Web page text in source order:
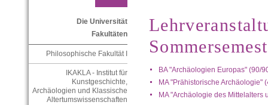
Die Universität
Fakultäten
Philosophische Fakultät I
IKAKLA - Institut für
Kunstgeschichte,
Archäologien und Klassische
Altertumswissenschaften
BA "Archäologien Europas" (90/
MA "Prähistorische Archäologie"
MA "Archäologie des Mittelalters